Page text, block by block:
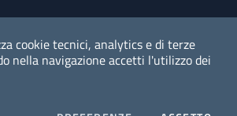
cookie tecnici, analytics e di terze
nella navigazione accetti l'utilizzo dei
del dato personale